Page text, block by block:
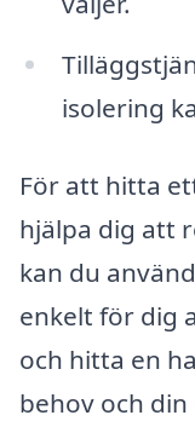
isolering
För att hitta
hjälpa dig att
kan du
enkelt för dig
och hitta en
behov och